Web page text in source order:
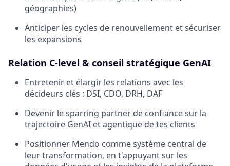
géographies)
Anticiper les cycles de renouvellement et sécuriser
les expansions
Relation C-level & conseil stratégique GenAI
Entretenir et élargir les relations avec les
décideurs clés : DSI, CDO, DRH, DAF
Devenir le sparring partner de confiance sur la
trajectoire GenAI et agentique de tes clients
Positionner Mendo comme système central de
leur transformation, en t'appuyant sur les